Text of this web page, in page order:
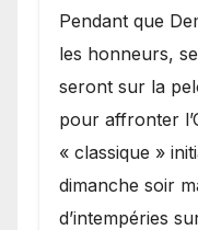
Pendant que
les honneurs,
seront sur la
pour affronter
« classique »
dimanche soir
d’intempéries